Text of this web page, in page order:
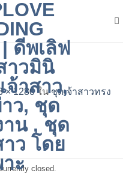
× 1280ในชุดเจ้าสาวทรง
closed.